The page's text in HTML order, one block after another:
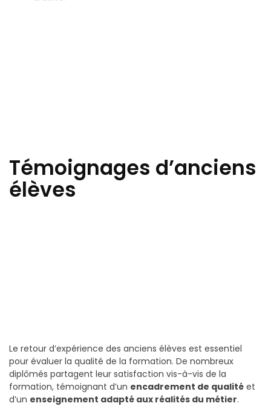
Témoignages d’anciens
élèves
Le retour d’expérience des anciens élèves est essentiel
pour évaluer la qualité de la formation. De nombreux
diplômés partagent leur satisfaction vis-à-vis de la
formation, témoignant d’un encadrement de qualité et
d’un enseignement adapté aux réalités du métier.